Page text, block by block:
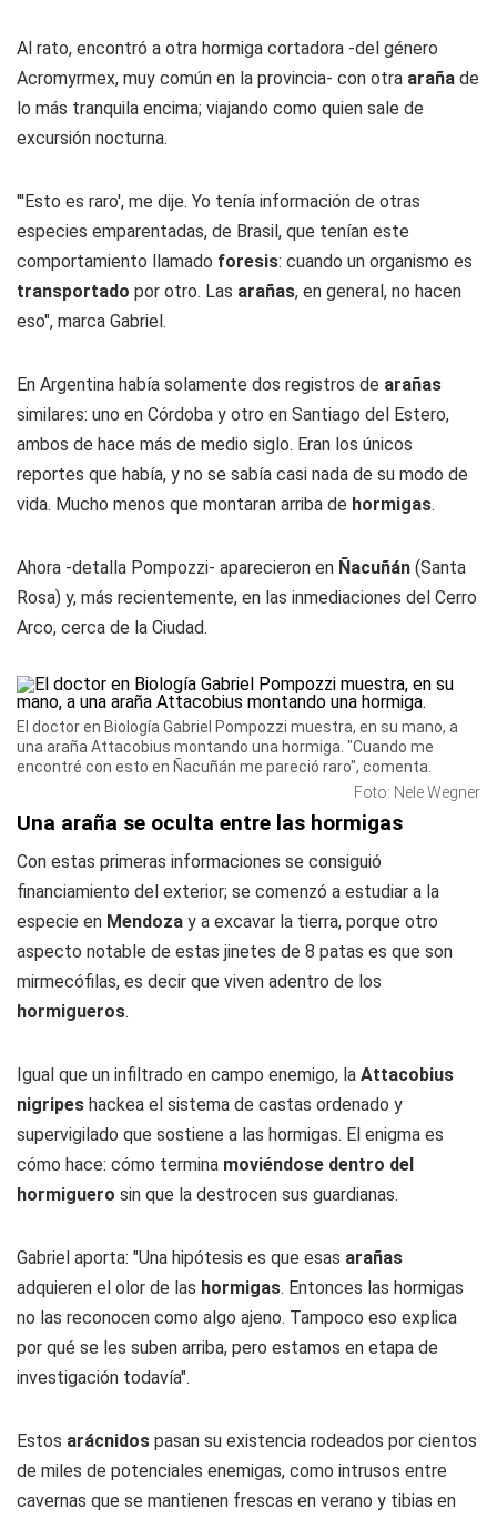
Al rato, encontró a otra hormiga cortadora -del género
Acromyrmex, muy común en la provincia- con otra araña de
lo más tranquila encima; viajando como quien sale de
excursión nocturna.
"'Esto es raro', me dije. Yo tenía información de otras
especies emparentadas, de Brasil, que tenían este
comportamiento llamado foresis: cuando un organismo es
transportado por otro. Las arañas, en general, no hacen
eso", marca Gabriel.
En Argentina había solamente dos registros de arañas
similares: uno en Córdoba y otro en Santiago del Estero,
ambos de hace más de medio siglo. Eran los únicos
reportes que había, y no se sabía casi nada de su modo de
vida. Mucho menos que montaran arriba de hormigas.
Ahora -detalla Pompozzi- aparecieron en Ñacuñán (Santa
Rosa) y, más recientemente, en las inmediaciones del Cerro
Arco, cerca de la Ciudad.
El doctor en Biología Gabriel Pompozzi muestra, en su mano, a
una araña Attacobius montando una hormiga. "Cuando me
encontré con esto en Ñacuñán me pareció raro", comenta.
Foto: Nele Wegner
Una araña se oculta entre las hormigas
Con estas primeras informaciones se consiguió
financiamiento del exterior; se comenzó a estudiar a la
especie en Mendoza y a excavar la tierra, porque otro
aspecto notable de estas jinetes de 8 patas es que son
mirmecófilas, es decir que viven adentro de los
hormigueros.
Igual que un infiltrado en campo enemigo, la Attacobius
nigripes hackea el sistema de castas ordenado y
supervigilado que sostiene a las hormigas. El enigma es
cómo hace: cómo termina moviéndose dentro del
hormiguero sin que la destrocen sus guardianas.
Gabriel aporta: "Una hipótesis es que esas arañas
adquieren el olor de las hormigas. Entonces las hormigas
no las reconocen como algo ajeno. Tampoco eso explica
por qué se les suben arriba, pero estamos en etapa de
investigación todavía".
Estos arácnidos pasan su existencia rodeados por cientos
de miles de potenciales enemigas, como intrusos entre
cavernas que se mantienen frescas en verano y tibias en